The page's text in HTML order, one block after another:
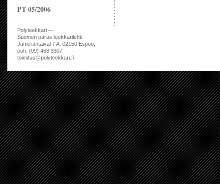
PT 05/2006
Polyteekkari —
Suomen paras teekkarilehti
Jämeräntaival 7 A, 02150 Espoo,
puh. (09) 468 3307
toimitus@polyteekkari.fi